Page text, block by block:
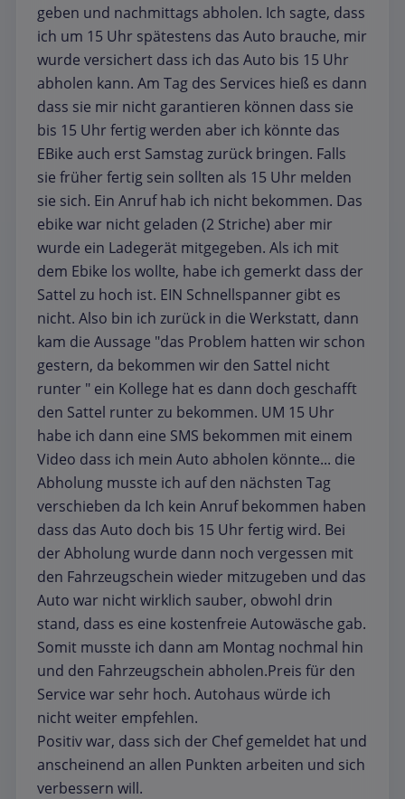
geben und nachmittags abholen. Ich sagte, dass
ich um 15 Uhr spätestens das Auto brauche, mir
wurde versichert dass ich das Auto bis 15 Uhr
abholen kann. Am Tag des Services hieß es dann
dass sie mir nicht garantieren können dass sie
bis 15 Uhr fertig werden aber ich könnte das
EBike auch erst Samstag zurück bringen. Falls
sie früher fertig sein sollten als 15 Uhr melden
sie sich. Ein Anruf hab ich nicht bekommen. Das
ebike war nicht geladen (2 Striche) aber mir
wurde ein Ladegerät mitgegeben. Als ich mit
dem Ebike los wollte, habe ich gemerkt dass der
Sattel zu hoch ist. EIN Schnellspanner gibt es
nicht. Also bin ich zurück in die Werkstatt, dann
kam die Aussage "das Problem hatten wir schon
gestern, da bekommen wir den Sattel nicht
runter " ein Kollege hat es dann doch geschafft
den Sattel runter zu bekommen. UM 15 Uhr
habe ich dann eine SMS bekommen mit einem
Video dass ich mein Auto abholen könnte... die
Abholung musste ich auf den nächsten Tag
verschieben da Ich kein Anruf bekommen haben
dass das Auto doch bis 15 Uhr fertig wird. Bei
der Abholung wurde dann noch vergessen mit
den Fahrzeugschein wieder mitzugeben und das
Auto war nicht wirklich sauber, obwohl drin
stand, dass es eine kostenfreie Autowäsche gab.
Somit musste ich dann am Montag nochmal hin
und den Fahrzeugschein abholen.Preis für den
Service war sehr hoch. Autohaus würde ich
nicht weiter empfehlen.
Positiv war, dass sich der Chef gemeldet hat und
anscheinend an allen Punkten arbeiten und sich
verbessern will.